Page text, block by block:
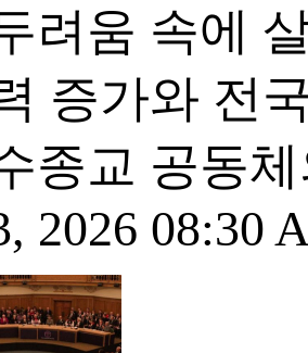
려움 속에
증가와 전
종교 공동
2026 08:30